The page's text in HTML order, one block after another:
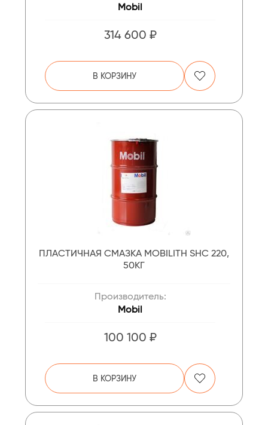
Mobil
314 600 ₽
В КОРЗИНУ
ПЛАСТИЧНАЯ СМАЗКА MOBILITH SHC 220,
50КГ
Производитель:
Mobil
100 100 ₽
В КОРЗИНУ